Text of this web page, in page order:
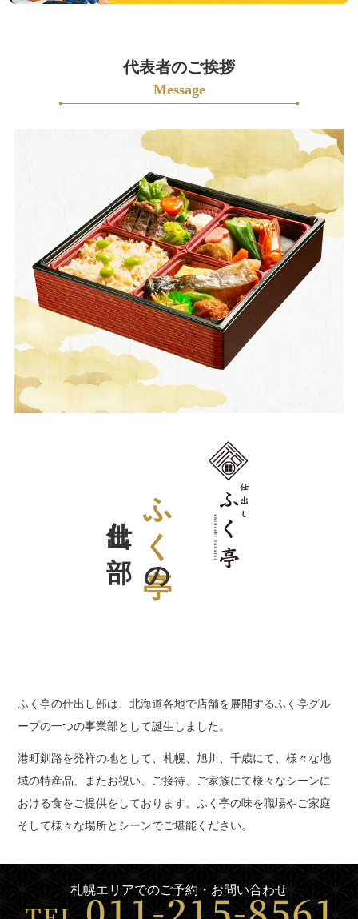
代表者のご挨拶
Message
ふく亭
の
仕出し部
ふく亭の仕出し部は、北海道各地で店舗を展開するふく亭グル
ープの一つの事業部として誕生しました。
港町釧路を発祥の地として、札幌、旭川、千歳にて、様々な地
域の特産品、またお祝い、ご接待、ご家族にて様々なシーンに
おける食をご提供をしております。ふく亭の味を職場やご家庭
そして様々な場所とシーンでご堪能ください。
札幌エリアでのご予約・お問い合わせ